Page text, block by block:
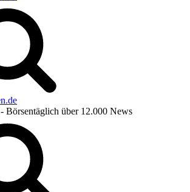
- Börsentäglich über 12.000 News